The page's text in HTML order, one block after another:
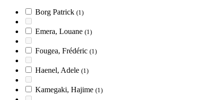
Borg Patrick (1)
Emera, Louane (1)
Fougea, Frédéric (1)
Haenel, Adele (1)
Kamegaki, Hajime (1)